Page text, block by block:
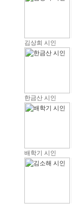
김상희 시인
한금산 시인
배학기 시인